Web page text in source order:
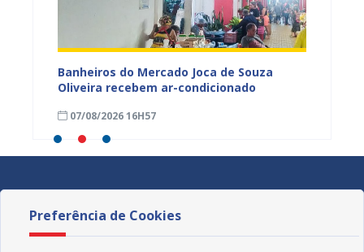
Banheiros do Mercado Joca de Souza
Oliveira recebem ar-condicionado
07/08/2026 16H57
Preferência de Cookies